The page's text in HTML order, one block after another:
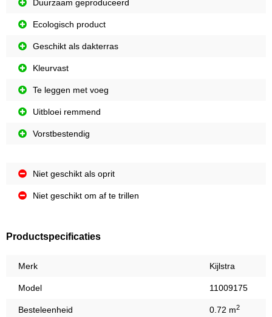
Duurzaam geproduceerd
Ecologisch product
Geschikt als dakterras
Kleurvast
Te leggen met voeg
Uitbloei remmend
Vorstbestendig
Niet geschikt als oprit
Niet geschikt om af te trillen
Productspecificaties
Merk Kijlstra
Model 11009175
Besteleenheid 0.72 m2